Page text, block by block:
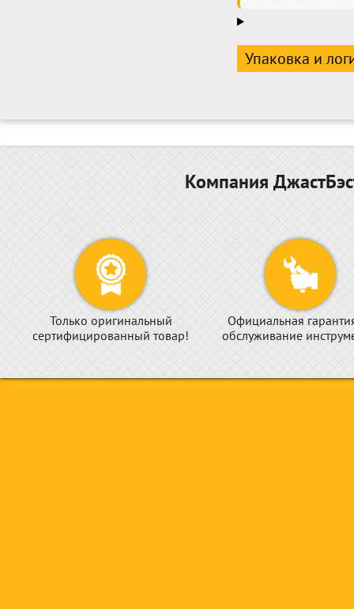
Упаковка и
Компания
Только оригинальный
сертифицированный товар!
Официальная
обслуживание